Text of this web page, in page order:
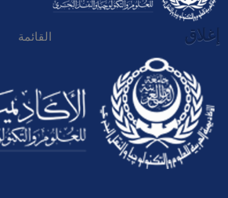
إغلاق القائمة